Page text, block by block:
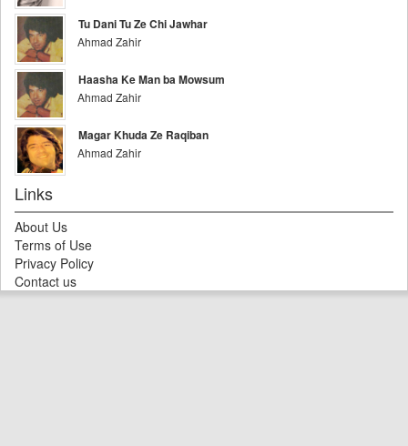
Tu Dani Tu Ze Chi Jawhar
Ahmad Zahir
Haasha Ke Man ba Mowsum
Ahmad Zahir
Magar Khuda Ze Raqiban
Ahmad Zahir
Links
About Us
Terms of Use
Privacy Policy
Contact us